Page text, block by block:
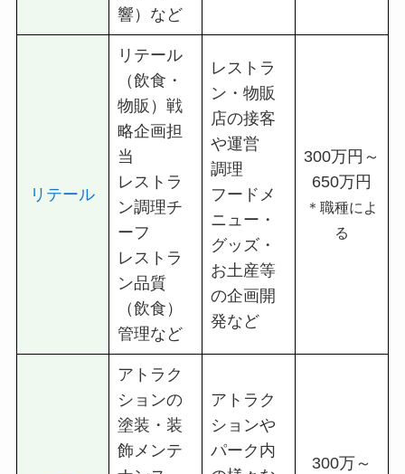
響）など
リテール
リテール
（飲食・
物販）戦
略企画担
当
レストラ
ン調理チ
ーフ
レストラ
ン品質
（飲食）
管理など
レストラ
ン・物販
店の接客
や運営
調理
フードメ
ニュー・
グッズ・
お土産等
の企画開
発など
300万円～
650万円
＊職種によ
る
アトラク
ションの
塗装・装
飾メンテ
アトラク
ションや
パーク内
300万～